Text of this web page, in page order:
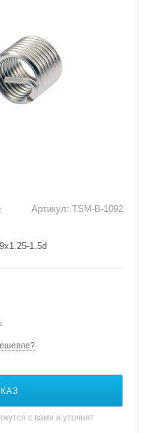
Артикул: TSM-B-1092
1.5d
с вами и уточнят